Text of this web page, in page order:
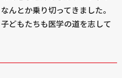
んとか乗り切ってきました。
どもたちも医学の道を志して